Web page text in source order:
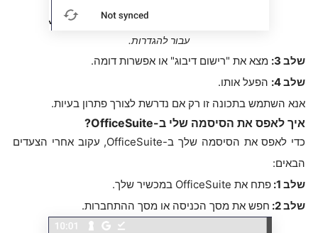
עבור להגדרות.
שלב 3:
מצא את "רישום דיבוג" או אפשרות דומה.
שלב 4:
הפעל אותו.
אנא השתמש בתכונה זו רק אם נדרשת לצורך פתרון בעיות.
איך לאפס את הסיסמה שלי ב-OfficeSuite?
כדי לאפס את הסיסמה שלך ב-OfficeSuite, עקוב אחרי הצעדים
הבאים:
שלב 1:
פתח את OfficeSuite במכשיר שלך.
שלב 2:
חפש את מסך הכניסה או מסך ההתחברות.